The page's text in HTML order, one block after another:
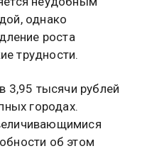
однако
роста
трудности.
3,95 тысячи рублей
городах.
об этом